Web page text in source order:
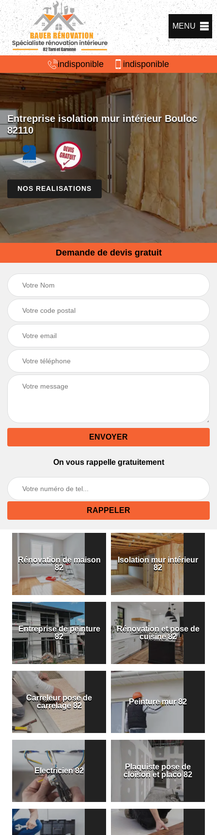
MENU
indisponible indisponible
Entreprise isolation mur intérieur Bouloc
82110
NOS REALISATIONS
Demande de devis gratuit
On vous rappelle gratuitement
Rénovation de maison
82
Isolation mur intérieur
82
Entreprise de peinture
82
Rénovation et pose de
cuisine 82
Carreleur pose de
carrelage 82
Peinture mur 82
Electricien 82
Plaquiste pose de
cloison et placo 82